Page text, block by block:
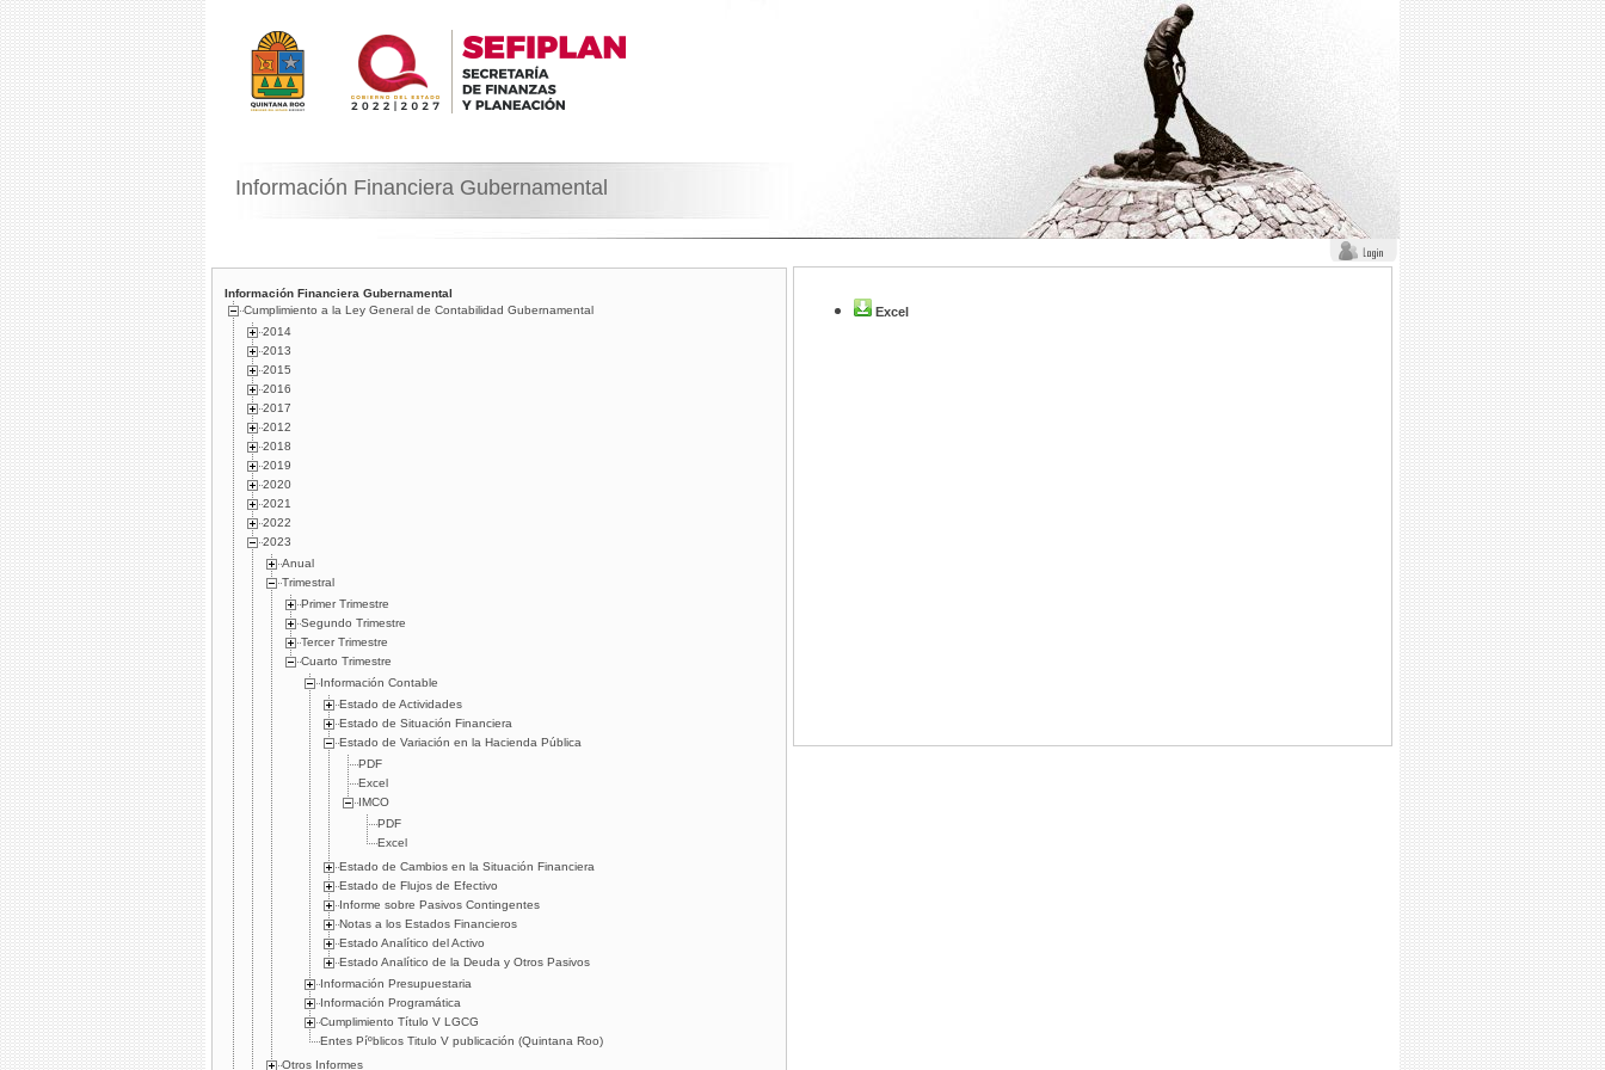
Información Financiera Gubernamental
Información Financiera Gubernamental
Cumplimiento a la Ley General de Contabilidad Gubernamental
2014
2013
2015
2016
2017
2012
2018
2019
2020
2021
2022
2023
Anual
Trimestral
Primer Trimestre
Segundo Trimestre
Tercer Trimestre
Cuarto Trimestre
Información Contable
Estado de Actividades
Estado de Situación Financiera
Estado de Variación en la Hacienda Pública
PDF
Excel
IMCO
PDF
Excel
Estado de Cambios en la Situación Financiera
Estado de Flujos de Efectivo
Informe sobre Pasivos Contingentes
Notas a los Estados Financieros
Estado Analítico del Activo
Estado Analítico de la Deuda y Otros Pasivos
Información Presupuestaria
Información Programática
Cumplimiento Tí­tulo V LGCG
Entes Píºblicos Titulo V publicación (Quintana Roo)
Otros Informes
Excel